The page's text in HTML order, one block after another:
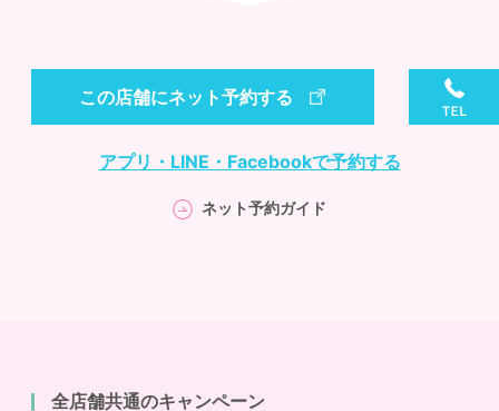
この店舗にネット予約する
アプリ・LINE・Facebookで予約する
ネット予約ガイド
全店舗共通のキャンペーン